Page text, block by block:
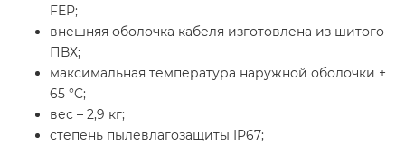
FEP;
внешняя оболочка кабеля изготовлена из шитого
ПВХ;
максимальная температура наружной оболочки +
65 °C;
вес – 2,9 кг;
степень пылевлагозащиты IP67;